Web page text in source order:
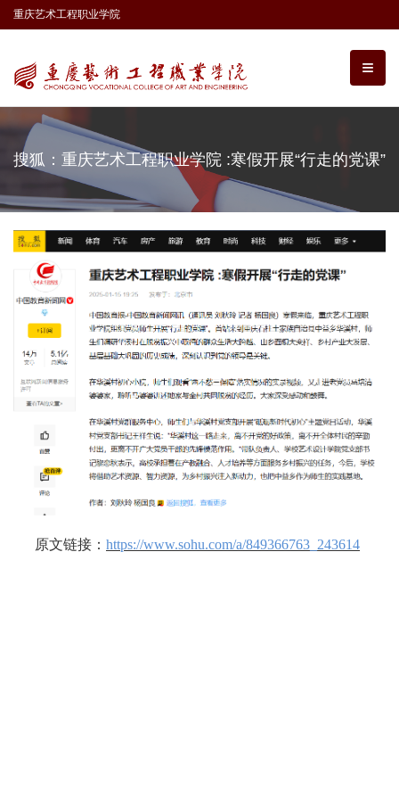
重庆艺术工程职业学院
搜狐：重庆艺术工程职业学院 :寒假开展“行走的党课”
原文链接： https://www.sohu.com/a/849366763_243614